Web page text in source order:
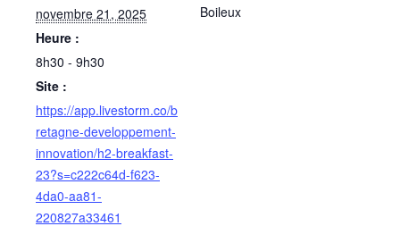
novembre 21, 2025
Heure :
8h30 - 9h30
Site :
https://app.livestorm.co/b
retagne-developpement-
innovation/h2-breakfast-
23?s=c222c64d-f623-
4da0-aa81-
220827a33461
Boileux